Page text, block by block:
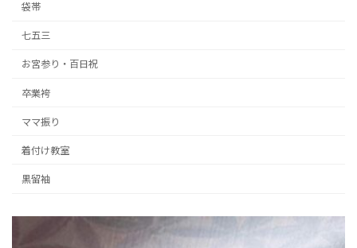
袋帯
七五三
お宮参り・百日祝
卒業袴
ママ振り
着付け教室
黒留袖